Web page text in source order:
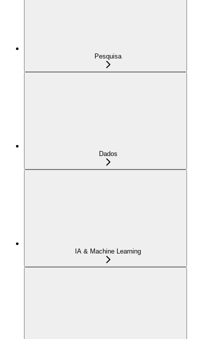
Pesquisa
Dados
IA & Machine Learning